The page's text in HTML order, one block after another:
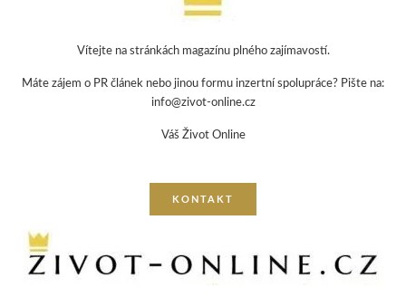
Vítejte na stránkách magazínu plného zajímavostí.
Máte zájem o PR článek nebo jinou formu inzertní spolupráce? Pište na:
info@zivot-online.cz
Váš Život Online
KONTAKT